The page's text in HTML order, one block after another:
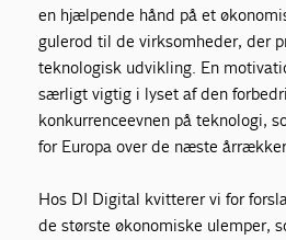
en hjælpende hånd på et
gulerod til de virksomheder, der
teknologisk udvikling. En
særligt vigtig i lyset af den
konkurrenceevnen på teknologi,
for Europa over de næste
Hos DI Digital kvitterer vi for
de største økonomiske ulemper,